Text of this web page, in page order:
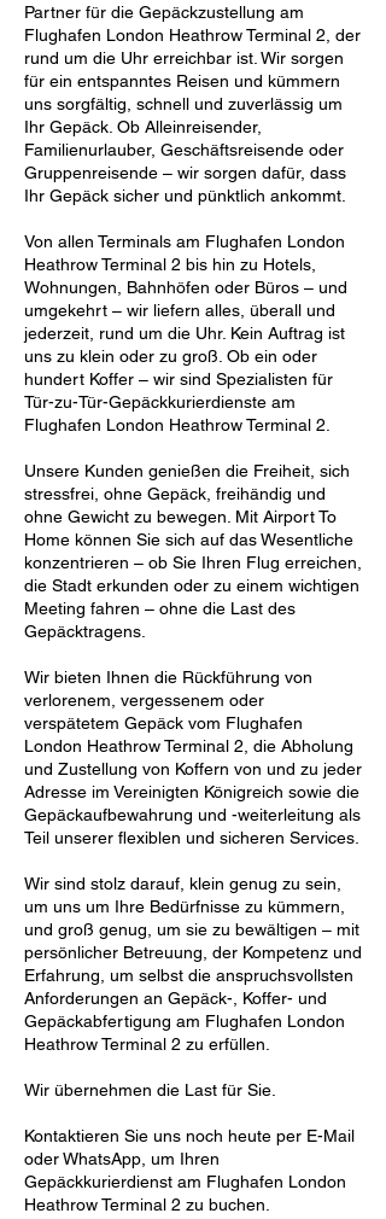
Partner für die Gepäckzustellung am
Flughafen London Heathrow Terminal 2, der
rund um die Uhr erreichbar ist. Wir sorgen
für ein entspanntes Reisen und kümmern
uns sorgfältig, schnell und zuverlässig um
Ihr Gepäck. Ob Alleinreisender,
Familienurlauber, Geschäftsreisende oder
Gruppenreisende – wir sorgen dafür, dass
Ihr Gepäck sicher und pünktlich ankommt.
Von allen Terminals am Flughafen London
Heathrow Terminal 2 bis hin zu Hotels,
Wohnungen, Bahnhöfen oder Büros – und
umgekehrt – wir liefern alles, überall und
jederzeit, rund um die Uhr. Kein Auftrag ist
uns zu klein oder zu groß. Ob ein oder
hundert Koffer – wir sind Spezialisten für
Tür-zu-Tür-Gepäckkurierdienste am
Flughafen London Heathrow Terminal 2.
Unsere Kunden genießen die Freiheit, sich
stressfrei, ohne Gepäck, freihändig und
ohne Gewicht zu bewegen. Mit Airport To
Home können Sie sich auf das Wesentliche
konzentrieren – ob Sie Ihren Flug erreichen,
die Stadt erkunden oder zu einem wichtigen
Meeting fahren – ohne die Last des
Gepäcktragens.
Wir bieten Ihnen die Rückführung von
verlorenem, vergessenem oder
verspätetem Gepäck vom Flughafen
London Heathrow Terminal 2, die Abholung
und Zustellung von Koffern von und zu jeder
Adresse im Vereinigten Königreich sowie die
Gepäckaufbewahrung und -weiterleitung als
Teil unserer flexiblen und sicheren Services.
Wir sind stolz darauf, klein genug zu sein,
um uns um Ihre Bedürfnisse zu kümmern,
und groß genug, um sie zu bewältigen – mit
persönlicher Betreuung, der Kompetenz und
Erfahrung, um selbst die anspruchsvollsten
Anforderungen an Gepäck-, Koffer- und
Gepäckabfertigung am Flughafen London
Heathrow Terminal 2 zu erfüllen.
Wir übernehmen die Last für Sie.
Kontaktieren Sie uns noch heute per E-Mail
oder WhatsApp, um Ihren
Gepäckkurierdienst am Flughafen London
Heathrow Terminal 2 zu buchen.